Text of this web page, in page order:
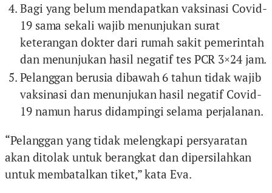
Bagi yang belum mendapatkan vaksinasi Covid-
19 sama sekali wajib menunjukan surat
keterangan dokter dari rumah sakit pemerintah
dan menunjukan hasil negatif tes PCR 3×24 jam.
Pelanggan berusia dibawah 6 tahun tidak wajib
vaksinasi dan menunjukan hasil negatif Covid-
19 namun harus didampingi selama perjalanan.
“Pelanggan yang tidak melengkapi persyaratan
akan ditolak untuk berangkat dan dipersilahkan
untuk membatalkan tiket,” kata Eva.